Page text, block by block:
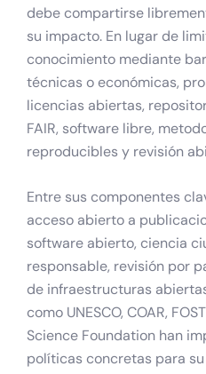
debe compartirse
su impacto. En lugar de
conocimiento mediante
técnicas o económicas,
licencias abiertas,
FAIR, software libre,
reproducibles y revisión
Entre sus componentes
acceso abierto a
software abierto, ciencia
responsable, revisión por
de infraestructuras
como UNESCO, COAR,
Science Foundation han
políticas concretas para